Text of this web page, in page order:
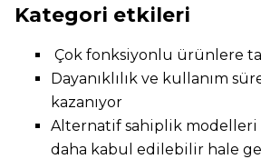
Kategori etkileri
Çok fonksiyonlu ürünlere
Dayanıklılık ve kullanım
kazanıyor
Alternatif sahiplik modelleri
daha kabul edilebilir hale